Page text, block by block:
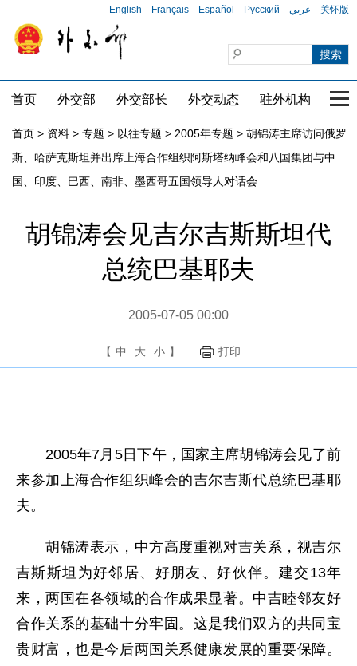
English Français Español Русский عربي 关怀版
首页 外交部 外交部长 外交动态 驻外机构 国
首页 > 资料 > 专题 > 以往专题 > 2005年专题 > 胡锦涛主席访问俄罗
斯、哈萨克斯坦并出席上海合作组织阿斯塔纳峰会和八国集团与中
国、印度、巴西、南非、墨西哥五国领导人对话会
胡锦涛会见吉尔吉斯斯坦代
总统巴基耶夫
2005-07-05 00:00
【 中 大 小 】 打印
2005年7月5日下午，国家主席胡锦涛会见了前
来参加上海合作组织峰会的吉尔吉斯代总统巴基耶
夫。
胡锦涛表示，中方高度重视对吉关系，视吉尔
吉斯斯坦为好邻居、好朋友、好伙伴。建交13年
来，两国在各领域的合作成果显著。中吉睦邻友好
合作关系的基础十分牢固。这是我们双方的共同宝
贵财富，也是今后两国关系健康发展的重要保障。